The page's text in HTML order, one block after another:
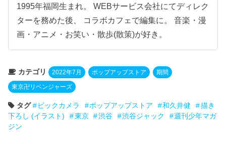
1995年福岡生まれ。 WEBサービス会社にてディレク
ターを務めた後、 コラボカフェで編集に。 音楽・漫
画・アニメ・お笑い・散歩(散策)が好き。
カテゴリ 2022年7月 ポップアップストア 期間
東京卍リベンジャーズ
タグ ビックカメラ ポップアップストア 和久井健
描き
下ろし (イラスト)
東京 渋谷 渋谷ジャック
週刊少年マガ
ジン